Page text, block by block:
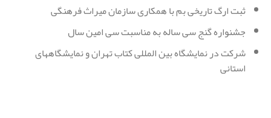
ثبت ارگ تاریخی بم با همکاری سازمان میراث فرهنگی
جشنواره گنج سی ساله به مناسبت سی امین سال
شرکت در نمایشگاه بین المللی کتاب تهران و نمایشگاههای
استانی